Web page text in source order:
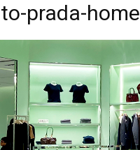
prada-home